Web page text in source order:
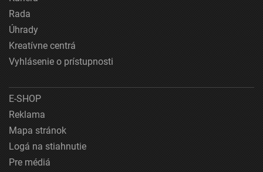
Rada
Úhrady
Kreatívne centrá
Vyhlásenie o prístupnosti
E-SHOP
Reklama
Mapa stránok
Logá na stiahnutie
Pre médiá